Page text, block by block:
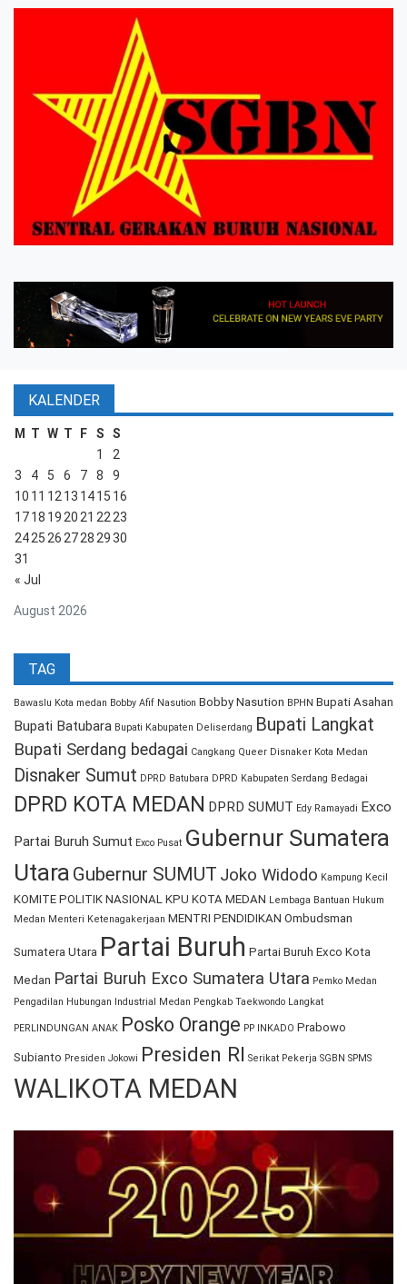
KALENDER
August 2026
M T W T F S S
« Jul
1
2
3
4 5 6 7 8
9
10 11 1213 1415 16
1718 192021 2223
24252627282930
31
TAG
Bawaslu Kota medan Bobby Afif Nasution Bobby Nasution BPHN Bupati Asahan
Bupati Batubara Bupati Kabupaten Deliserdang Bupati Langkat
Bupati Serdang bedagai Cangkang Queer Disnaker Kota Medan
Disnaker Sumut DPRD Batubara DPRD Kabupaten Serdang Bedagai
DPRD KOTA MEDAN DPRD SUMUT Edy Ramayadi Exco
Partai Buruh Sumut Exco Pusat Gubernur Sumatera
Utara Gubernur SUMUT Joko Widodo Kampung Kecil
KOMITE POLITIK NASIONAL KPU KOTA MEDAN Lembaga Bantuan Hukum
Medan Menteri Ketenagakerjaan MENTRI PENDIDIKAN Ombudsman
Sumatera Utara Partai Buruh Partai Buruh Exco Kota
Medan Partai Buruh Exco Sumatera Utara Pemko Medan
Pengadilan Hubungan Industrial Medan Pengkab Taekwondo Langkat
PERLINDUNGAN ANAK Posko Orange PP INKADO Prabowo
Subianto Presiden Jokowi Presiden RI Serikat Pekerja SGBN SPMS
WALIKOTA MEDAN